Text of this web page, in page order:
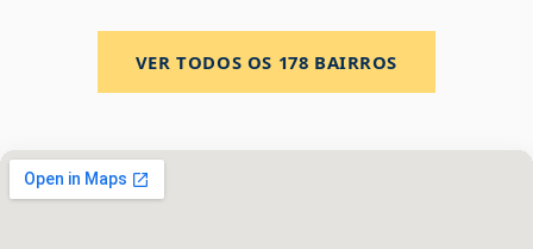
VER TODOS OS 178 BAIRROS